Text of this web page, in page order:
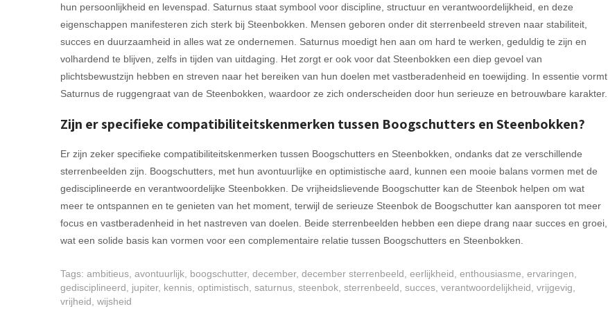
hun persoonlijkheid en levenspad. Saturnus staat symbool voor discipline, structuur en verantwoordelijkheid, en deze
eigenschappen manifesteren zich sterk bij Steenbokken. Mensen geboren onder dit sterrenbeeld streven naar stabiliteit,
succes en duurzaamheid in alles wat ze ondernemen. Saturnus moedigt hen aan om hard te werken, geduldig te zijn en
volhardend te blijven, zelfs in tijden van uitdaging. Het zorgt er ook voor dat Steenbokken een diep gevoel van
plichtsbewustzijn hebben en streven naar het bereiken van hun doelen met vastberadenheid en toewijding. In essentie vormt
Saturnus de ruggengraat van de Steenbokken, waardoor ze zich onderscheiden door hun serieuze en betrouwbare karakter.
Zijn er specifieke compatibiliteitskenmerken tussen Boogschutters en Steenbokken?
Er zijn zeker specifieke compatibiliteitskenmerken tussen Boogschutters en Steenbokken, ondanks dat ze verschillende
sterrenbeelden zijn. Boogschutters, met hun avontuurlijke en optimistische aard, kunnen een mooie balans vormen met de
gedisciplineerde en verantwoordelijke Steenbokken. De vrijheidslievende Boogschutter kan de Steenbok helpen om wat
meer te ontspannen en te genieten van het moment, terwijl de serieuze Steenbok de Boogschutter kan aansporen tot meer
focus en vastberadenheid in het nastreven van doelen. Beide sterrenbeelden hebben een diepe drang naar succes en groei,
wat een solide basis kan vormen voor een complementaire relatie tussen Boogschutters en Steenbokken.
Tags: ambitieus avontuurlijk boogschutter, december, december sterrenbeeld eerlijkheid enthousiasme ervaringen
gedisciplineerd
jupiter, kennis optimistisch saturnus steenbok sterrenbeeld succes verantwoordelijkheid vrijgevig
vrijheid wijsheid